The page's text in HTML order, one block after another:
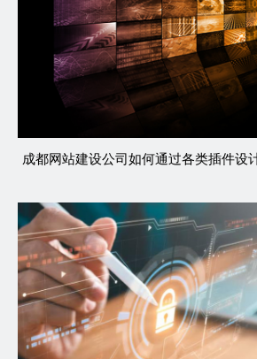
成都网站建设公司如何通过各类插件设